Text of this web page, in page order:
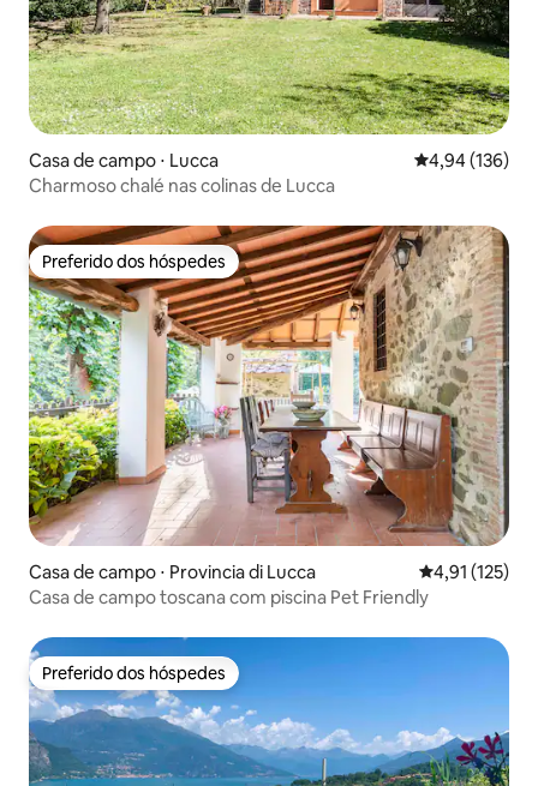
Casa de campo ⋅ Lucca 4,94 de uma
4,94 (136)
Charmoso chalé nas colinas de Lucca
Preferido dos hóspedes
Preferido dos hóspedes
Casa de campo ⋅ Provincia di Lucca 4,91 de uma
4,91 (125)
Casa de campo toscana com piscina Pet Friendly
Preferido dos hóspedes
Preferido dos hóspedes